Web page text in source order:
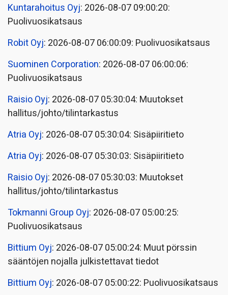
Kuntarahoitus Oyj: 2026-08-07 09:00:20:
Puolivuosikatsaus
Robit Oyj: 2026-08-07 06:00:09: Puolivuosikatsaus
Suominen Corporation: 2026-08-07 06:00:06:
Puolivuosikatsaus
Raisio Oyj: 2026-08-07 05:30:04: Muutokset
hallitus/johto/tilintarkastus
Atria Oyj: 2026-08-07 05:30:04: Sisäpiiritieto
Atria Oyj: 2026-08-07 05:30:03: Sisäpiiritieto
Raisio Oyj: 2026-08-07 05:30:03: Muutokset
hallitus/johto/tilintarkastus
Tokmanni Group Oyj: 2026-08-07 05:00:25:
Puolivuosikatsaus
Bittium Oyj: 2026-08-07 05:00:24: Muut pörssin
sääntöjen nojalla julkistettavat tiedot
Bittium Oyj: 2026-08-07 05:00:22: Puolivuosikatsaus